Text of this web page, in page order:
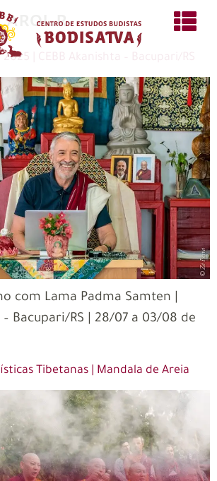
| CEBB Akanishta – Bacupari/RS
com Lama Padma Samten |
– Bacupari/RS | 28/07 a 03/08 de
Tibetanas | Mandala de Areia